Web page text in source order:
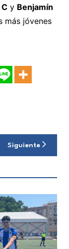
y Benjamín
más jóvenes
Siguiente